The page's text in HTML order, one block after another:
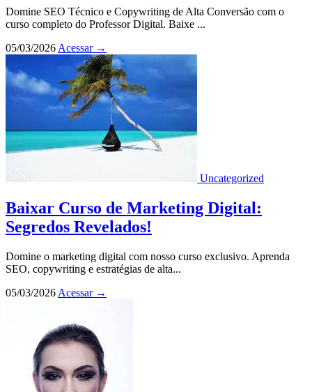
Domine SEO Técnico e Copywriting de Alta Conversão com o
curso completo do Professor Digital. Baixe ...
05/03/2026 Acessar →
Uncategorized
Baixar Curso de Marketing Digital:
Segredos Revelados!
Domine o marketing digital com nosso curso exclusivo. Aprenda
SEO, copywriting e estratégias de alta...
05/03/2026 Acessar →